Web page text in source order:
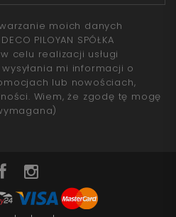
moich danych
PILOYAN SPÓŁKA
w celu realizacji usługi
mi informacji o
lub nowościach,
Wiem, że zgodę tę mogę